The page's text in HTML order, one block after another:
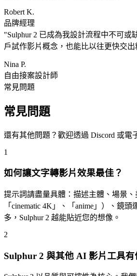
Robert K.
品牌經理
Sulphur 2 已成為我設計流程中不可或
戶試作影片概念，也能比以往更快交出
Nina P.
自由接案設計師
常見問題
常見問題
還有其他問題？歡迎透過 Discord 或電
1
如何讓文字轉影片效果最佳？
提示詞請盡量具體：描述主體、場景、
「cinematic 4K」、「anime」）、鏡
多，Sulphur 2 越能貼近您的想像。
2
Sulphur 2 與其他 AI 影片工具有